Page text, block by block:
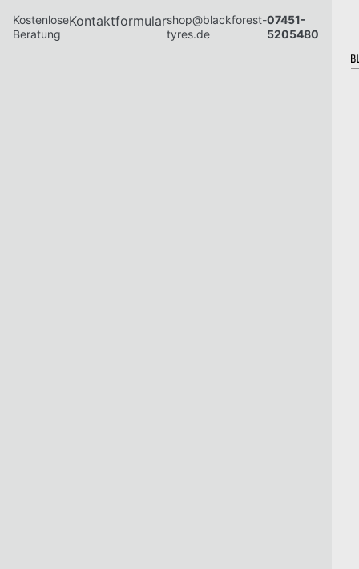
Kostenlose
Beratung
Kontaktformularshop@blackforest-
tyres.de
07451-
5205480